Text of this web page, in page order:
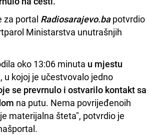
za portal Radiosarajevo.bapotvrdio
Ministarstva unutrašnjih
oko 13:06 minuta u mjestu
u kojoj je učestvovalo jedno
se prevrnulo i ostvarilo kontakt sa
na putu. Nema povrijeđenoih
materijalna šteta", potvrdio je